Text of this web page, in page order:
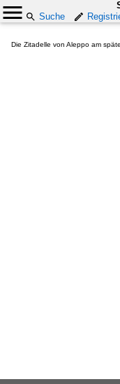
Suche
Die Zitadelle von Aleppo am